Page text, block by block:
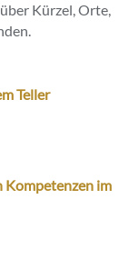
Kürzel, Orte,
Teller
Kompetenzen im